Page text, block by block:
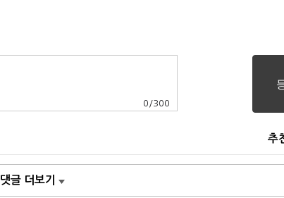
0 /300
추
댓글 더보기